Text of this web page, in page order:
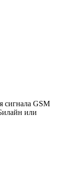
сигнала GSM
или